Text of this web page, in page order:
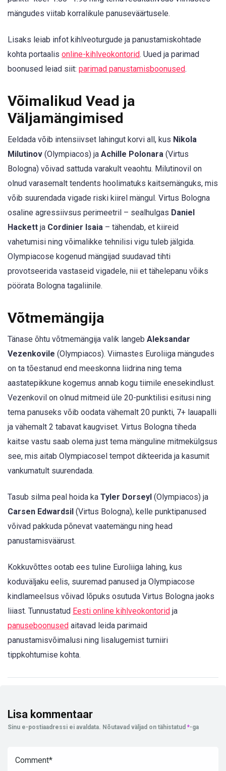
mängudes viitab korralikule panuseväärtusele.
Lisaks leiab infot kihlveoturgude ja panustamiskohtade
kohta portaalis online-kihlveokontorid. Uued ja parimad
boonused leiad siit: parimad panustamisboonused.
Võimalikud Vead ja
Väljamängimised
Eeldada võib intensiivset lahingut korvi all, kus Nikola
Milutinov (Olympiacos) ja Achille Polonara (Virtus
Bologna) võivad sattuda varakult veaohtu. Milutinovil on
olnud varasemalt tendents hoolimatuks kaitsemänguks, mis
võib suurendada vigade riski kiirel mängul. Virtus Bologna
osaline agressiivsus perimeetril – sealhulgas Daniel
Hackett ja Cordinier Isaia – tähendab, et kiireid
vahetumisi ning võimalikke tehnilisi vigu tuleb jälgida.
Olympiacose kogenud mängijad suudavad tihti
provotseerida vastaseid vigadele, nii et tähelepanu võiks
pöörata Bologna tagaliinile.
Võtmemängija
Tänase õhtu võtmemängija valik langeb Aleksandar
Vezenkovile (Olympiacos). Viimastes Euroliiga mängudes
on ta tõestanud end meeskonna liidrina ning tema
aastatepikkune kogemus annab kogu tiimile enesekindlust.
Vezenkovil on olnud mitmeid üle 20-punktilisi esitusi ning
tema panuseks võib oodata vähemalt 20 punkti, 7+ lauapalli
ja vähemalt 2 tabavat kaugviset. Virtus Bologna tiheda
kaitse vastu saab olema just tema mänguline mitmekülgsus
see, mis aitab Olympiacosel tempot dikteerida ja kasumit
vankumatult suurendada.
Tasub silma peal hoida ka Tyler Dorseyl (Olympiacos) ja
Carsen Edwardsil (Virtus Bologna), kelle punktipanused
võivad pakkuda põnevat vaatemängu ning head
panustamisväärust.
Kokkuvõttes ootab ees tuline Euroliiga lahing, kus
koduväljaku eelis, suuremad panused ja Olympiacose
kindlameelsus võivad lõpuks osutuda Virtus Bologna jaoks
liiast. Tunnustatud Eesti online kihlveokontorid ja
panuseboonused aitavad leida parimaid
panustamisvõimalusi ning lisalugemist turniiri
tippkohtumise kohta.
Lisa kommentaar
Sinu e-postiaadressi ei avaldata. Nõutavad väljad on tähistatud *-ga